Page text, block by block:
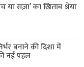
सज़ा’ का खिताब श्रेया
बनाने की दिशा में
नई पहल